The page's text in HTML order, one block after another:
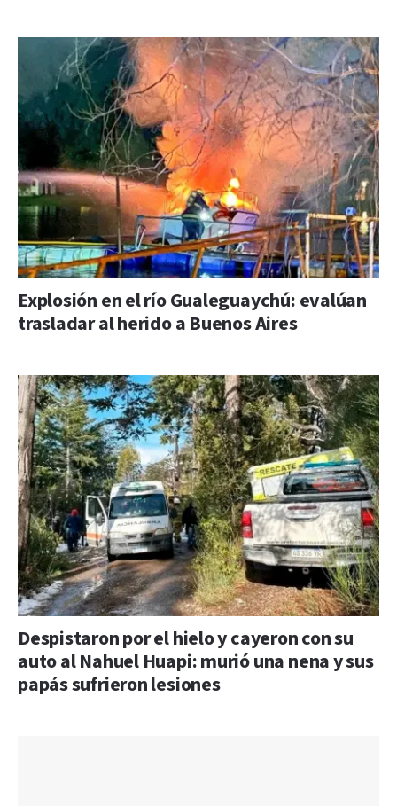
Explosión en el río Gualeguaychú: evalúan
trasladar al herido a Buenos Aires
Despistaron por el hielo y cayeron con su
auto al Nahuel Huapi: murió una nena y sus
papás sufrieron lesiones